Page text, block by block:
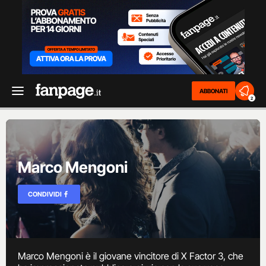
ABBONATI
2
Marco Mengoni
CONDIVIDI
Marco Mengoni è il giovane vincitore di X Factor 3, che